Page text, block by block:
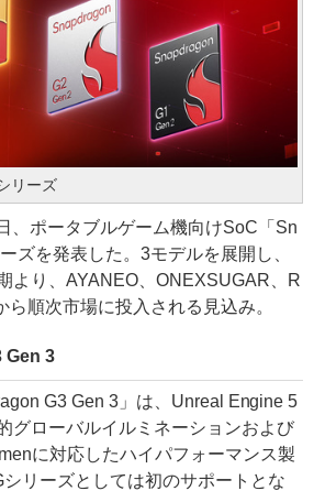
リーズ
、ポータブルゲーム機向けSoC「Sn
ズを発表した。3モデルを展開し、
より、AYANEO、ONEXSUGAR、R
ら順次市場に投入される見込み。
Gen 3
G3 Gen 3」は、Unreal Engine 5
グローバルイルミネーションおよび
に対応したハイパフォーマンス製
リーズとしては初のサポートとな